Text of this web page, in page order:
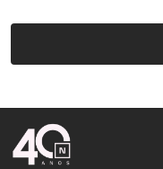
Rodapé da Nova Escola